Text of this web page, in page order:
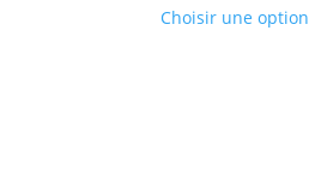
Choisir une option